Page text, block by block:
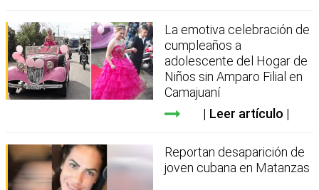
La emotiva celebración de
cumpleaños a
adolescente del Hogar de
Niños sin Amparo Filial en
Camajuaní
Leer artículo
Reportan desaparición de
joven cubana en Matanzas